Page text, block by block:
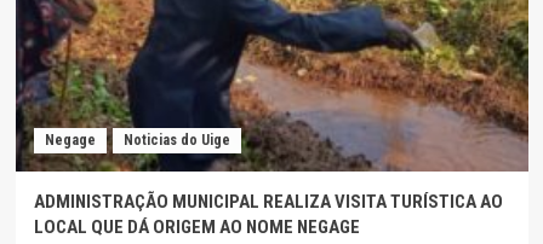
Negage Noticias do Uige
ADMINISTRAÇÃO MUNICIPAL REALIZA VISITA TURÍSTICA AO
LOCAL QUE DÁ ORIGEM AO NOME NEGAGE